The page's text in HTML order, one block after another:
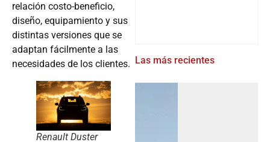
relación costo-beneficio,
diseño, equipamiento y sus
distintas versiones que se
adaptan fácilmente a las
necesidades de los clientes.
Renault Duster
Las más recientes